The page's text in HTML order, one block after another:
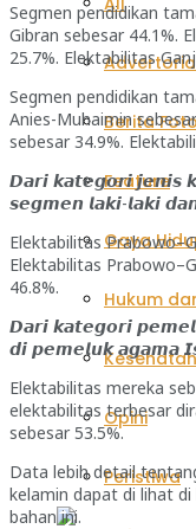
Berita Foto
Feature
Gaya
Hukum
Kesehatan
Opini
Peristiwa
Segmen pendidikan
Gibran sebesar 44.1%.
25.7%. Elektabilitas
Segmen pendidikan
Anies-Muhaimin
sebesar 34.9%.
𝘿𝙖𝙧𝙞 𝙠𝙖𝙩𝙚𝙜𝙤𝙧𝙞
𝙨𝙚𝙜𝙢𝙚𝙣 𝙡𝙖𝙠𝙞-𝙡𝙖𝙠𝙞
Elektabilitas
Elektabilitas
46.8%.
𝘿𝙖𝙧𝙞 𝙠𝙖𝙩𝙚𝙜𝙤𝙧𝙞
𝙙𝙞 𝙥𝙚𝙢𝙚𝙡𝙪𝙠 𝙖𝙜𝙖𝙢𝙖
Elektabilitas mereka
elektabilitas terbesar
sebesar 53.5%.
Data lebih detail
kelamin dapat di lihat
bahan ini.